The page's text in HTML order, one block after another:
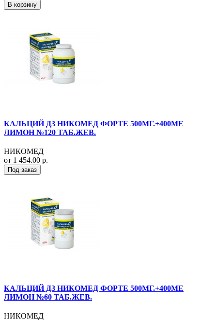
В корзину
КАЛЬЦИЙ Д3 НИКОМЕД ФОРТЕ 500МГ.+400МЕ
ЛИМОН №120 ТАБ.ЖЕВ.
НИКОМЕД
от 1 454.00 р.
Под заказ
КАЛЬЦИЙ Д3 НИКОМЕД ФОРТЕ 500МГ.+400МЕ
ЛИМОН №60 ТАБ.ЖЕВ.
НИКОМЕД